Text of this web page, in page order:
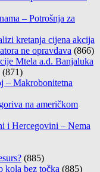
– Potrošnja za
kretanja cijena akcija
ne opravdava (866)
Mtela a.d. Banjaluka
(871)
– Makrobonitetna
na američkom
i Hercegovini – Nema
(885)
kola bez točka (885)